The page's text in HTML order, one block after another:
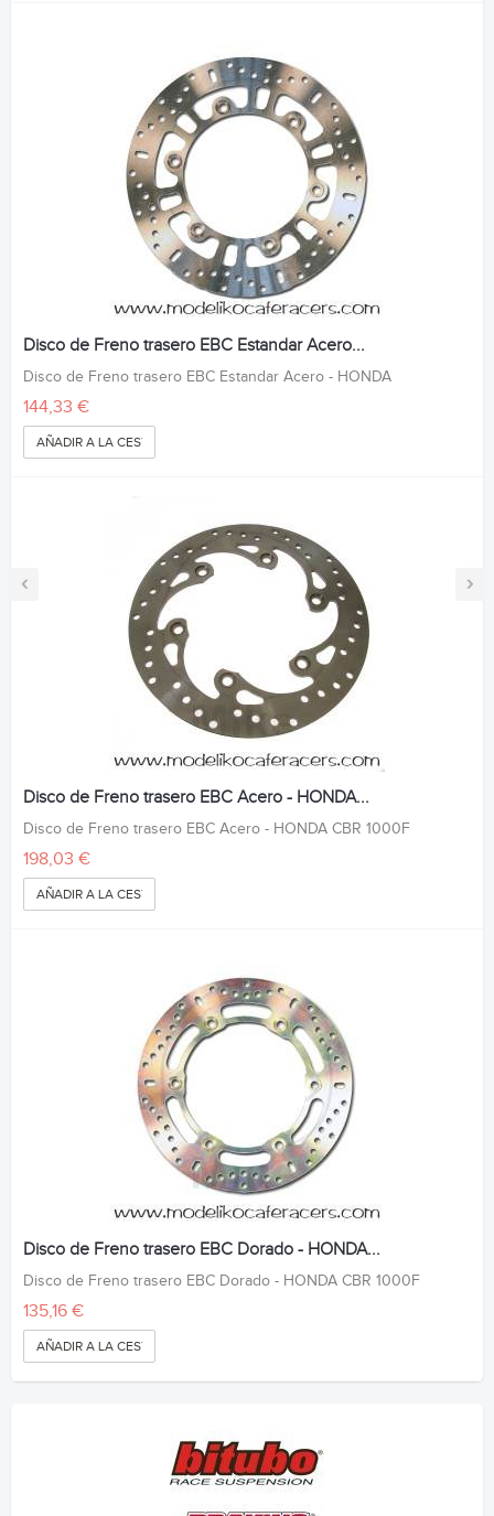
‹ ›
Disco de Freno trasero EBC Estandar Acero...
Disco de Freno trasero EBC Estandar Acero - HONDA
144,33 €
AÑADIR A LA CESTA
Disco de Freno trasero EBC Acero - HONDA...
Disco de Freno trasero EBC Acero - HONDA CBR 1000F
198,03 €
AÑADIR A LA CESTA
Disco de Freno trasero EBC Dorado - HONDA...
Disco de Freno trasero EBC Dorado - HONDA CBR 1000F
135,16 €
AÑADIR A LA CESTA